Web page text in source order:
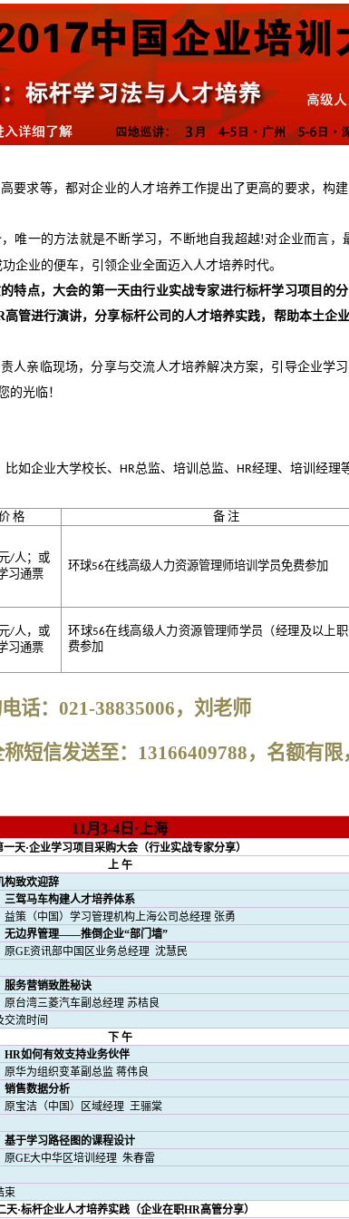
要求等，都对企业的人才培养工作提出了更高的要求，构
唯一的方法就是不断学习，不断地自我超越! 对企业而言，
企业的便车，引领企业全面迈入人才培养时代。
特点， 大会的第一天由行业实战专家进行标杆学习项目的
高管进行演讲，分享标杆公司的人才培养实践，帮助本土企
人亲临现场，分享与交流人才培养解决方案， 引导企业学
的光临！
如企业大学校长、 HR总监、培训总监、 HR经理、培训经理
格 备 注
/人；或
习通票
环球56在线高级人力资源管理师培训学员免费参加
/人，或
习通票
环球56在线高级人力资源管理师学员（经理及以上
费参加
话：021-38835006，刘老师
短信发送至：13166409788，名额有限
11 月3-4 日·上海
一天·企业学习项目采购大会（行业实战专家分享）
上 午
构致欢迎辞
三驾马车构建人才培养体系
益策（中国）学习管理机构上海公司总经理 张勇
无边界管理——推倒企业“部门墙”
原GE资讯部中国区业务总经理 沈慧民
服务营销致胜秘诀
原台湾三菱汽车副总经理 苏桔良
交流时间
下 午
HR如何有效支持业务伙伴
原华为组织变革副总监 蒋伟良
销售数据分析
原宝洁（中国）区域经理 王骊棠
基于学习路径图的课程设计
原GE大中华区培训经理 朱春雷
束
天·标杆企业人才培养实践（企业在职HR高管分享）